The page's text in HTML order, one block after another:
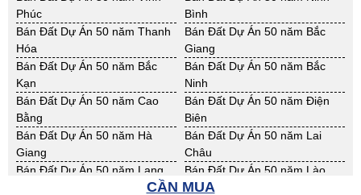
Giang
Bán Đất Công Nghiệp Sóc
Trăng
Bán Đất Công Nghiệp Tây Ninh
Bán Đất Công Nghiệp Tiền
Giang
Bán Đất Công Nghiệp Trà Vinh
Bán Đất Công Nghiệp Vĩnh
Long
Bán Đất Công Nghiệp Hải
Dương
Bán Đất Công Nghiệp Hưng
Yên
Bán Đất Công Nghiệp Quảng
Ninh
Bán Nhà Xưởng Tiền Giang
Bán Nhà Xưởng Trà Vinh
Bán Nhà Xưởng Vĩnh Long
Bán Nhà Xưởng Hải Dương
Bán Nhà Xưởng Hưng Yên
Bán Nhà Xưởng Quảng Ninh
Phúc
Bình
Bán Đất Dự Án 50 năm Thanh
Hóa
Bán Đất Dự Án 50 năm Bắc
Giang
Bán Đất Dự Án 50 năm Bắc
Kạn
Bán Đất Dự Án 50 năm Bắc
Ninh
Bán Đất Dự Án 50 năm Cao
Bằng
Bán Đất Dự Án 50 năm Điện
Biên
Bán Đất Dự Án 50 năm Hà
Giang
Bán Đất Dự Án 50 năm Lai
Châu
Bán Đất Dự Án 50 năm Lạng
Bán Đất Dự Án 50 năm Lào
Cai
CẦN MUA